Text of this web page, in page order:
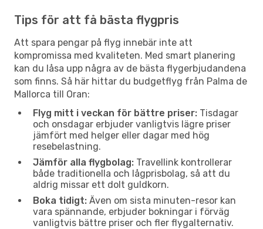
Tips för att få bästa flygpris
Att spara pengar på flyg innebär inte att
kompromissa med kvaliteten. Med smart planering
kan du låsa upp några av de bästa flygerbjudandena
som finns. Så här hittar du budgetflyg från Palma de
Mallorca till Oran:
Flyg mitt i veckan för bättre priser: Tisdagar
och onsdagar erbjuder vanligtvis lägre priser
jämfört med helger eller dagar med hög
resebelastning.
Jämför alla flygbolag: Travellink kontrollerar
både traditionella och lågprisbolag, så att du
aldrig missar ett dolt guldkorn.
Boka tidigt: Även om sista minuten-resor kan
vara spännande, erbjuder bokningar i förväg
vanligtvis bättre priser och fler flygalternativ.